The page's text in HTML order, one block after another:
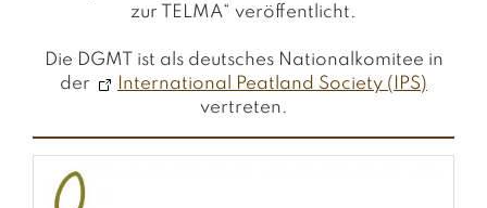
zur TELMA“ veröffentlicht.
Die DGMT ist als deutsches Nationalkomitee in
der
International Peatland Society (IPS)
vertreten.